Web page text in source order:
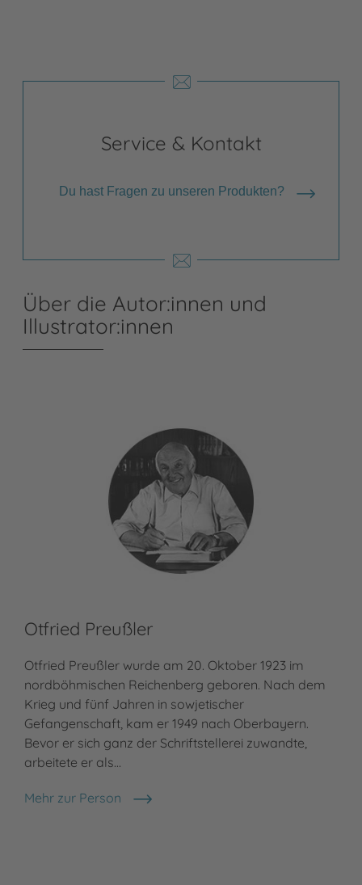
Service & Kontakt
Du hast Fragen zu unseren Produkten?
Über die Autor:innen und
Illustrator:innen
Otfried Preußler
Otfried Preußler wurde am 20. Oktober 1923 im
nordböhmischen Reichenberg geboren. Nach dem
Krieg und fünf Jahren in sowjetischer
Gefangenschaft, kam er 1949 nach Oberbayern.
Bevor er sich ganz der Schriftstellerei zuwandte,
arbeitete er als…
Mehr zur Person
Otfried Preußler